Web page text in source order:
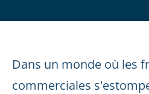
Dans un monde où les
commerciales